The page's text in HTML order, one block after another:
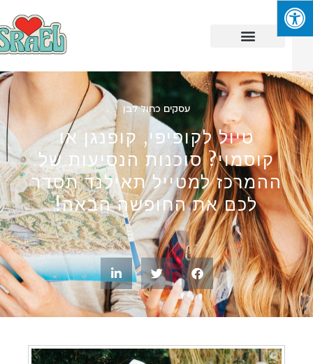
עסקים כחול לבן
טיול לקופיפי, קופנגן או
קוסמוי? סוכנות הנסיעות של
ההמרכז למטייל תאילנד תסדר
לכם את החופשה הבאה!